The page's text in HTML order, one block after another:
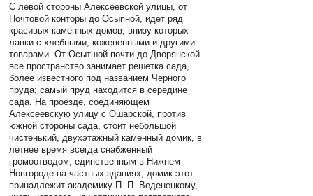
С левой стороны Алексеевской улицы, от
Почтовой конторы до Осыпной, идет ряд
красивых каменных домов, внизу которых
лавки с хлебными, кожевенными и другими
товарами. От Осытшой почти до Дворянской
все пространство занимает решетка сада,
более известного под названием Черного
пруда; самый пруд находится в середине
сада. На проезде, соединяющем
Алексеевскую улицу с Ошарской, против
южной стороны сада, стоит небольшой
чистенький, двухэтажный каменный домик, в
летнее время всегда снабженный
громоотводом, единственным в Нижнем
Новгороде на частных зданиях; домик этот
принадлежит академику П. П. Веденецкому,